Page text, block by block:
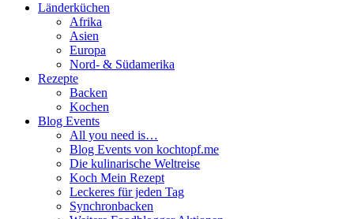
Länderküchen
Afrika
Asien
Europa
Nord- & Südamerika
Rezepte
Backen
Kochen
Blog Events
All you need is…
Blog Events von kochtopf.me
Die kulinarische Weltreise
Koch Mein Rezept
Leckeres für jeden Tag
Synchronbacken